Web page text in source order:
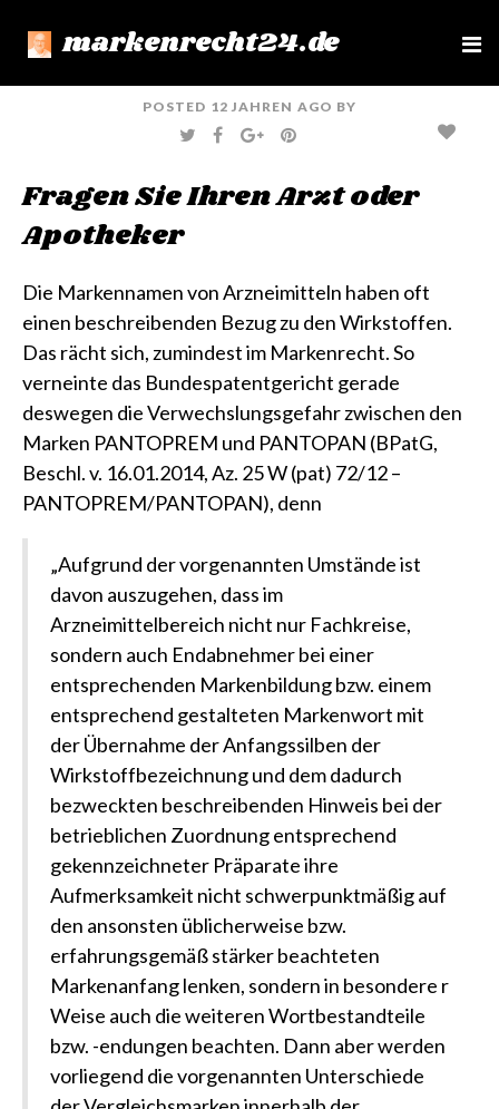
markenrecht24.de
e
POSTED 12 JAHREN AGO BY
T
W
E
F
A
O
G
O
E
P
I
E
R
Fragen Sie Ihren Arzt oder
Apotheker
Die Markennamen von Arzneimitteln haben oft
einen beschreibenden Bezug zu den Wirkstoffen.
Das rächt sich, zumindest im Markenrecht. So
verneinte das Bundespatentgericht gerade
deswegen die Verwechslungsgefahr zwischen den
Marken PANTOPREM und PANTOPAN (BPatG,
Beschl. v. 16.01.2014, Az. 25 W (pat) 72/12 –
PANTOPREM/PANTOPAN), denn
„Aufgrund der vorgenannten Umstände ist
davon auszugehen, dass im
Arzneimittelbereich nicht nur Fachkreise,
sondern auch Endabnehmer bei einer
entsprechenden Markenbildung bzw. einem
entsprechend gestalteten Markenwort mit
der Übernahme der Anfangssilben der
Wirkstoffbezeichnung und dem dadurch
bezweckten beschreibenden Hinweis bei der
betrieblichen Zuordnung entsprechend
gekennzeichneter Präparate ihre
Aufmerksamkeit nicht schwerpunktmäßig auf
den ansonsten üblicherweise bzw.
erfahrungsgemäß stärker beachteten
Markenanfang lenken, sondern in besondere r
Weise auch die weiteren Wortbestandteile
bzw. -endungen beachten. Dann aber werden
vorliegend die vorgenannten Unterschiede